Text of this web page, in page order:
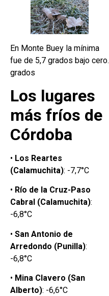
En Monte Buey la mínima
fue de 5,7 grados bajo cero.
grados
Los lugares
más fríos de
Córdoba
• Los Reartes
(Calamuchita): -7,7°C
• Río de la Cruz-Paso
Cabral (Calamuchita):
-6,8°C
• San Antonio de
Arredondo (Punilla):
-6,8°C
• Mina Clavero (San
Alberto): -6,6°C